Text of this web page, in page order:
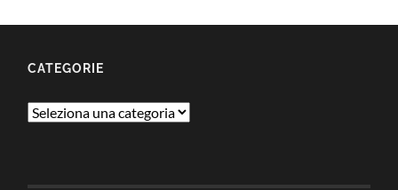
CATEGORIE
Categorie